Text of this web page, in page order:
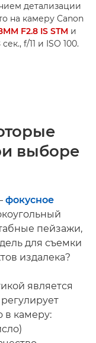
детализации
на камеру Canon
F2.8 IS STM и
f/11 и ISO 100.
выборе
фокусное
пейзажи,
для съемки
издалека?
является
в камеру: